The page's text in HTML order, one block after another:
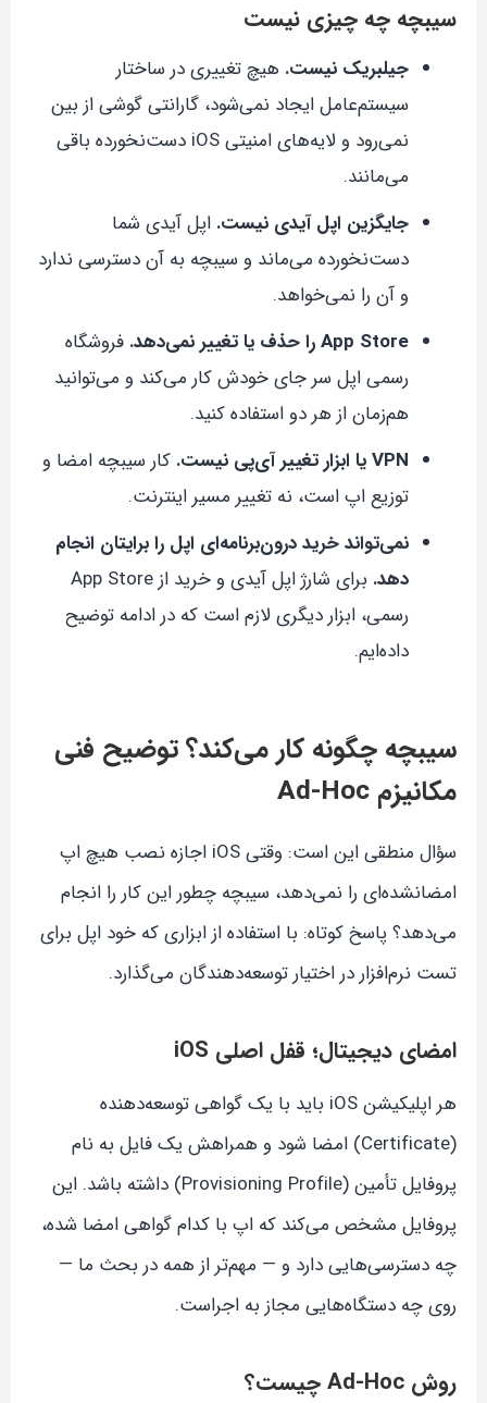
سیبچه چه چیزی نیست
جیلبریک نیست. هیچ تغییری در ساختار
سیستم‌عامل ایجاد نمی‌شود، گارانتی گوشی از بین
نمی‌رود و لایه‌های امنیتی iOS دست‌نخورده باقی
می‌مانند.
جایگزین اپل آیدی نیست. اپل آیدی شما
دست‌نخورده می‌ماند و سیبچه به آن دسترسی ندارد
و آن را نمی‌خواهد.
App Store را حذف یا تغییر نمی‌دهد.
فروشگاه
رسمی اپل سر جای خودش کار می‌کند و می‌توانید
هم‌زمان از هر دو استفاده کنید.
VPN یا ابزار تغییر آی‌پی نیست.
کار سیبچه امضا و
توزیع اپ است، نه تغییر مسیر اینترنت.
نمی‌تواند خرید درون‌برنامه‌ای اپل را برایتان انجام
دهد.
برای شارژ اپل آیدی و خرید از App Store
رسمی، ابزار دیگری لازم است که در ادامه توضیح
داده‌ایم.
سیبچه چگونه کار می‌کند؟ توضیح فنی
مکانیزم Ad-Hoc
سؤال منطقی این است: وقتی iOS اجازه نصب هیچ اپ
امضا‌نشده‌ای را نمی‌دهد، سیبچه چطور این کار را انجام
می‌دهد؟ پاسخ کوتاه: با استفاده از ابزاری که خود اپل برای
تست نرم‌افزار در اختیار توسعه‌دهندگان می‌گذارد.
امضای دیجیتال؛ قفل اصلی iOS
هر اپلیکیشن iOS باید با یک گواهی توسعه‌دهنده
(Certificate) امضا شود و همراهش یک فایل به نام
پروفایل تأمین (Provisioning Profile) داشته باشد. این
پروفایل مشخص می‌کند که اپ با کدام گواهی امضا شده،
چه دسترسی‌هایی دارد و — مهم‌تر از همه در بحث ما —
روی چه دستگاه‌هایی مجاز به اجراست.
روش Ad-Hoc چیست؟